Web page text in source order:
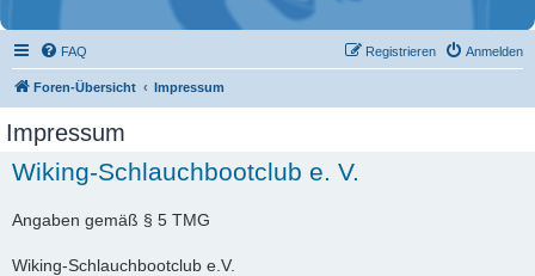
FAQ Anmelden
Registrieren
Foren-Übersicht Impressum
Impressum
Wiking-Schlauchbootclub e. V.
Angaben gemäß § 5 TMG
Wiking-Schlauchbootclub e.V.